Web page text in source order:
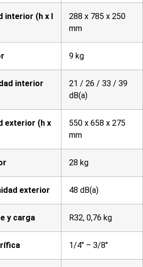
interior (h x l
288 x 785 x 250
mm
9 kg
interior
21 / 26 / 33 / 39
dB(a)
exterior (h x
550 x 658 x 275
mm
28 kg
exterior 48 dB(a)
y carga R32, 0,76 kg
1/4″ – 3/8″